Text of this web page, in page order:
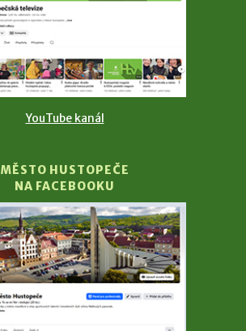
YouTube kanál
MĚSTO HUSTOPEČE
NA FACEBOOKU